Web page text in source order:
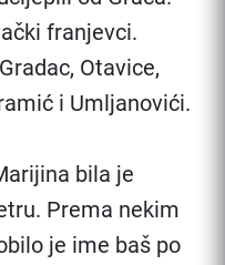
franjevci.
Otavice,
i Umljanovići.
bila je
Prema nekim
je ime baš po